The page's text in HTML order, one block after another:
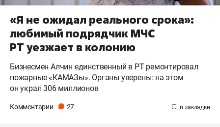
«Я не ожидал реального срока»:
любимый подрядчик МЧС
РТ уезжает в колонию
Бизнесмен Алчин единственный в РТ ремонтировал
пожарные «КАМАЗы». Органы уверены: на этом
он украл 306 миллионов
Комментарии 27